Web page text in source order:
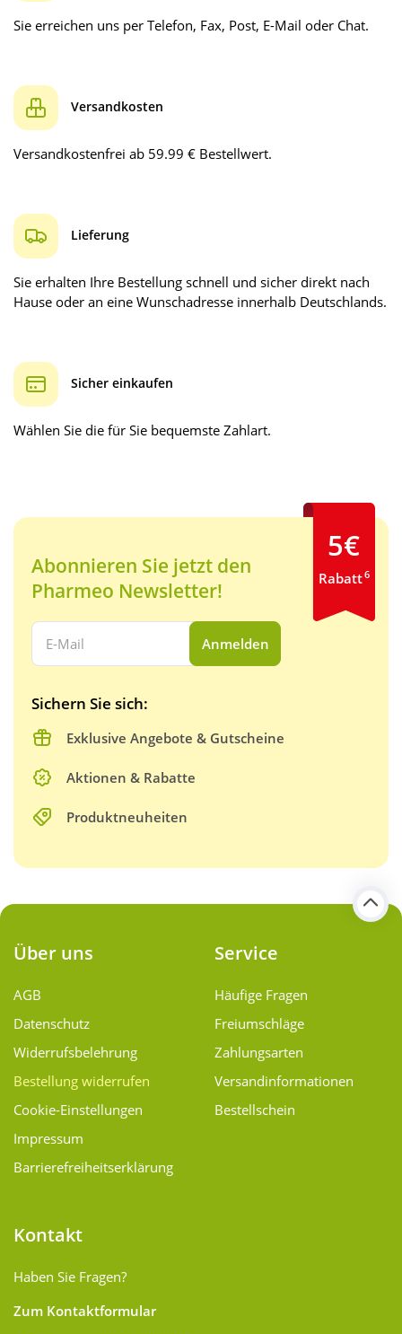
Sie erreichen uns per Telefon, Fax, Post, E-Mail oder Chat.
Versandkosten
Versandkostenfrei ab 59.99 € Bestellwert.
Lieferung
Sie erhalten Ihre Bestellung schnell und sicher direkt nach
Hause oder an eine Wunschadresse innerhalb Deutschlands.
Sicher einkaufen
Wählen Sie die für Sie bequemste Zahlart.
Abonnieren Sie jetzt den
Pharmeo Newsletter!
Ihre E-Mail Adresse:
Anmelden
Sichern Sie sich:
Exklusive Angebote & Gutscheine
Aktionen & Rabatte
Produktneuheiten
5€
Rabatt6
Über uns
AGB
Datenschutz
Widerrufsbelehrung
Bestellung widerrufen
Cookie-Einstellungen
Impressum
Barrierefreiheitserklärung
Service
Häufige Fragen
Freiumschläge
Zahlungsarten
Versand­informationen
Bestellschein
Kontakt
Haben Sie Fragen?
Zum Kontaktformular